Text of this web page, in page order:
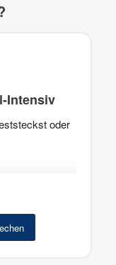
Intensiv
oder